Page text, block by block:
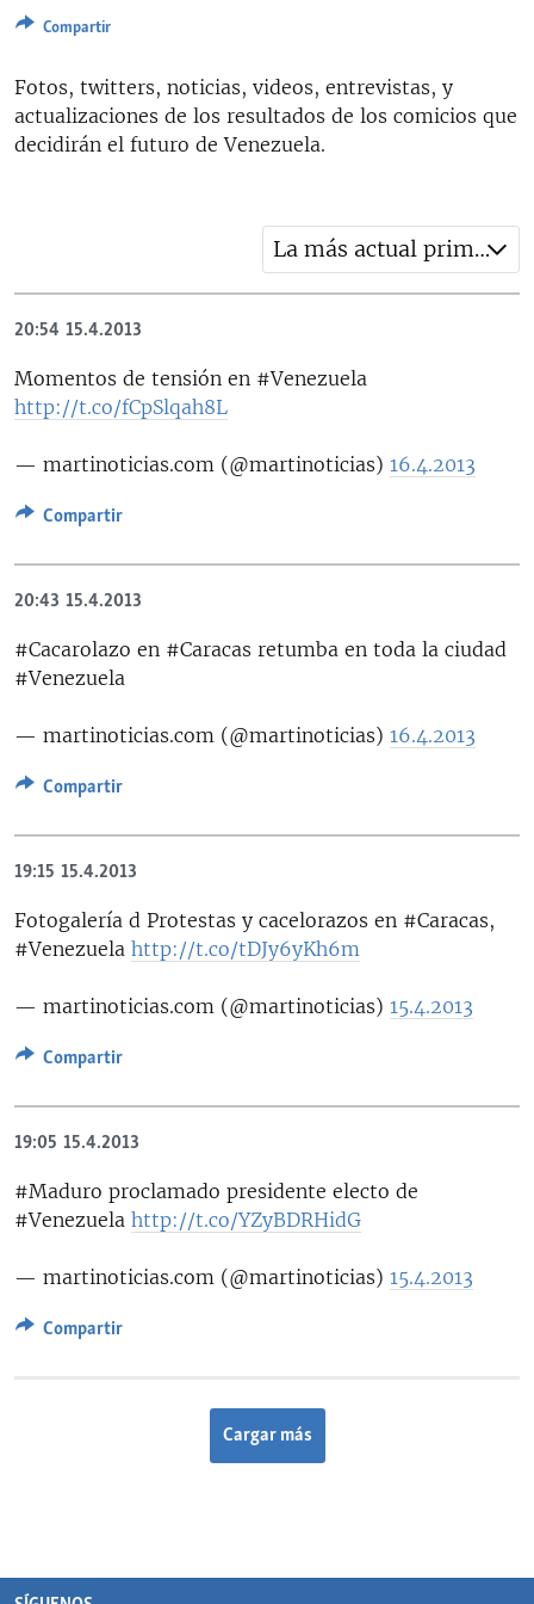
RADIO MARTÍ
ESPECIALES
LA REALIDAD DE LA VIVIENDA EN CUBA
DESINFORMACIÓN RUSA EN AMÉRICA LATINA
MULTIMEDIA
EDITORIALES
Compartir
Fotos, twitters, noticias, videos, entrevistas, y
actualizaciones de los resultados de los comicios que
decidirán el futuro de Venezuela.
La más actual primero
20:54 15.4.2013
Momentos de tensión en #Venezuela
http://t.co/fCpSlqah8L
— martinoticias.com (@martinoticias) 16.4.2013
Compartir
20:43 15.4.2013
#Cacarolazo en #Caracas retumba en toda la ciudad
#Venezuela
— martinoticias.com (@martinoticias) 16.4.2013
Compartir
19:15 15.4.2013
Fotogalería d Protestas y cacelorazos en #Caracas,
#Venezuela http://t.co/tDJy6yKh6m
— martinoticias.com (@martinoticias) 15.4.2013
Compartir
19:05 15.4.2013
#Maduro proclamado presidente electo de
#Venezuela http://t.co/YZyBDRHidG
— martinoticias.com (@martinoticias) 15.4.2013
Compartir
Cargar más